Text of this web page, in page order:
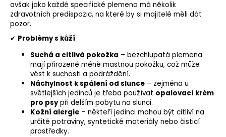
avšak jako každé specifické plemeno má několik
zdravotních predispozic, na které by si majitelé měli dát
pozor.
✔ Problémy s kůží
Suchá a citlivá pokožka – bezchlupatá plemena
mají přirozeně méně mastnou pokožku, což může
vést k suchosti a podráždění.
Náchylnost k spálení od slunce – zejména u
světlejších jedinců je třeba používat opalovací krém
pro psypři delším pobytu na slunci.
Kožní alergie – někteří jedinci mohou být citliví na
určité potraviny, syntetické materiály nebo čisticí
prostředky.